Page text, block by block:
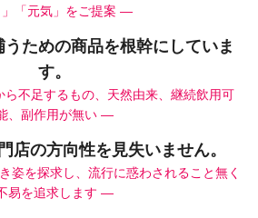
」「元気」をご提案 ―
ための商品を根幹にしていま
す。
不足するもの、天然由来、継続飲用可
、副作用が無い ―
店の方向性を見失いません。
姿を探求し、流行に惑わされること無く
易を追求します ―